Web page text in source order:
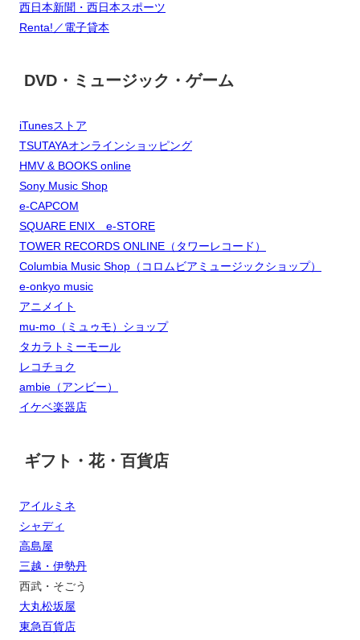
西日本新聞・西日本スポーツ
Renta!／電子貸本
DVD・ミュージック・ゲーム
iTunesストア
TSUTAYAオンラインショッピング
HMV & BOOKS online
Sony Music Shop
e-CAPCOM
SQUARE ENIX e-STORE
TOWER RECORDS ONLINE（タワーレコード）
Columbia Music Shop（コロムビアミュージックショップ）
e-onkyo music
アニメイト
mu-mo（ミュゥモ）ショップ
タカラトミーモール
レコチョク
ambie（アンビー）
イケベ楽器店
ギフト・花・百貨店
アイルミネ
シャディ
高島屋
三越・伊勢丹
西武・そごう
大丸松坂屋
東急百貨店